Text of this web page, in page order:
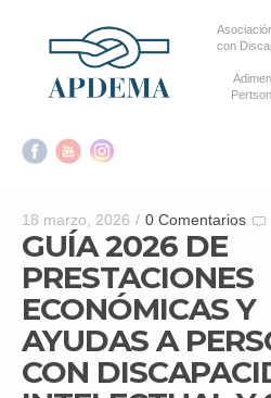
con
18 marzo, 2026 / 0 Comentarios
GUÍA 2026 DE
PRESTACIONES
ECONÓMICAS Y
AYUDAS A
CON